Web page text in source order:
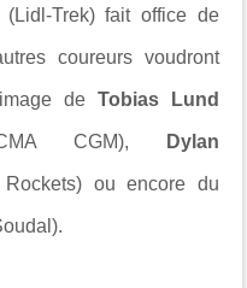
(Lidl-Trek) fait office de
coureurs voudront
de Tobias Lund
CGM), Dylan
ou encore du